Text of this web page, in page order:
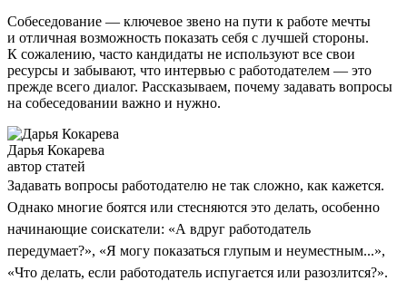
Собеседование — ключевое звено на пути к работе мечты
и отличная возможность показать себя с лучшей стороны.
К сожалению, часто кандидаты не используют все свои
ресурсы и забывают, что интервью с работодателем — это
прежде всего диалог. Рассказываем, почему задавать вопросы
на собеседовании важно и нужно.
Дарья Кокарева
автор статей
Задавать вопросы работодателю не так сложно, как кажется.
Однако многие боятся или стесняются это делать, особенно
начинающие соискатели: «А вдруг работодатель
передумает?», «Я могу показаться глупым и неуместным...»,
«Что делать, если работодатель испугается или разозлится?».